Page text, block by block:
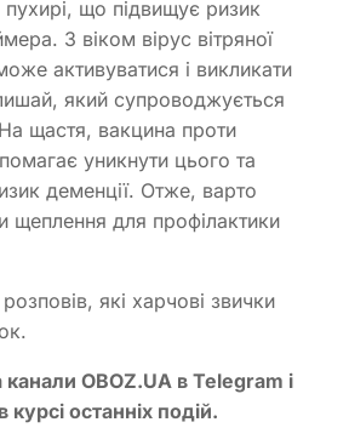
пухирі, що підвищує ризик
З віком вірус вітряної
активуватися і викликати
який супроводжується
щастя, вакцина проти
уникнути цього та
деменції. Отже, варто
щеплення для профілактики
які харчові звички
OBOZ.UA в Telegram і
останніх подій.